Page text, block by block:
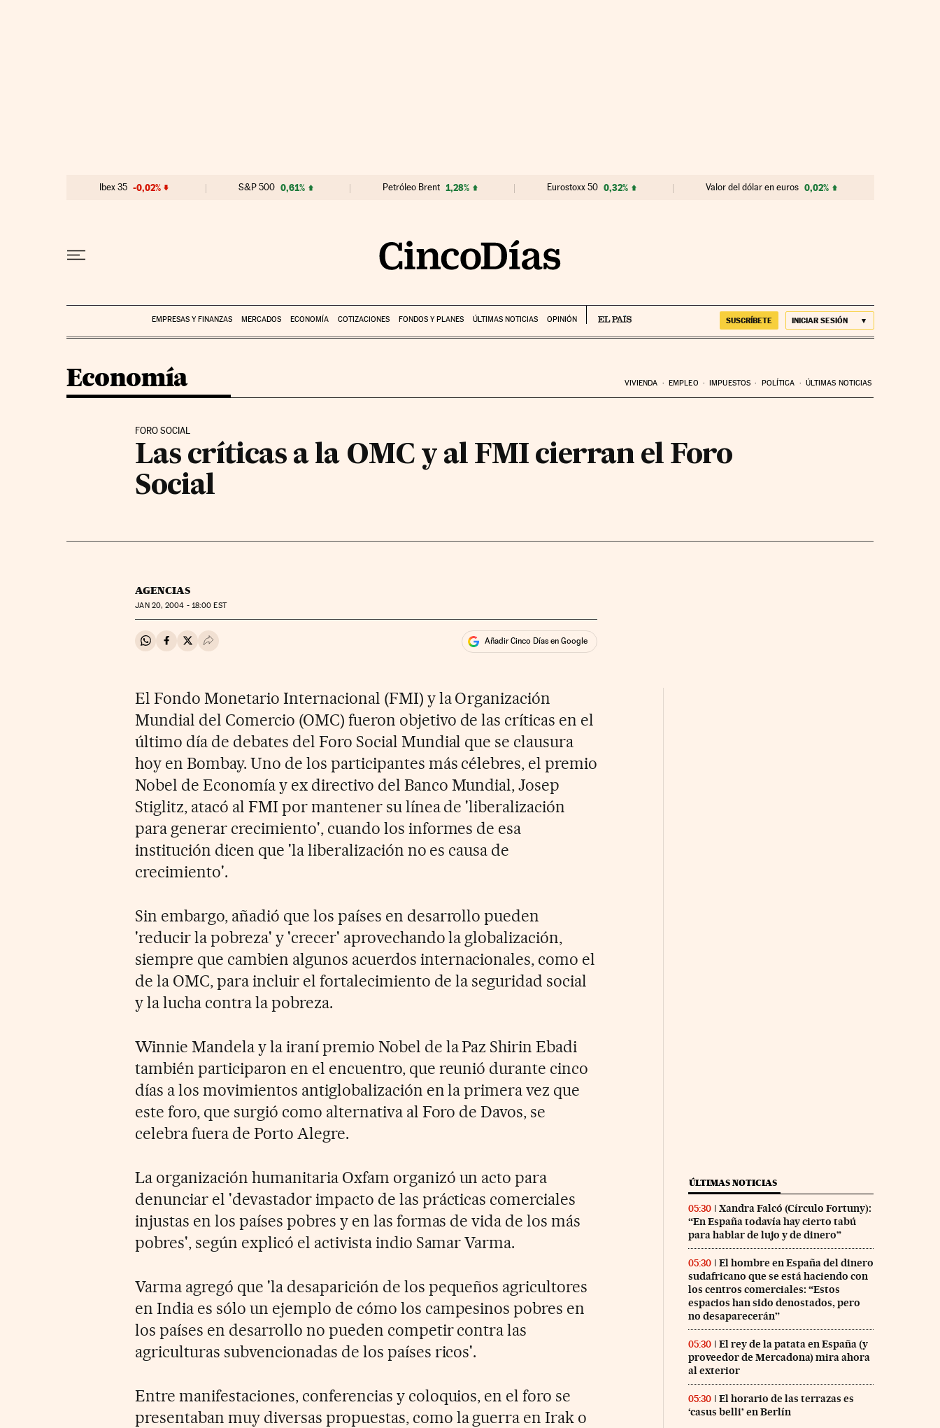
Ibex 35 -0,02% S&P 500 0,61% Petróleo Brent 1,28% Eurostoxx 50 0,32% Valor del dólar en euros 0,02%
EMPRESAS Y FINANZAS MERCADOS ECONOMÍA COTIZACIONES FONDOS Y PLANES ÚLTIMAS NOTICIAS OPINIÓN SUSCRÍBETE INICIAR SESIÓN
Economía VIVIENDA EMPLEO IMPUESTOS POLÍTICA ÚLTIMAS NOTICIAS
FORO SOCIAL
Las críticas a la OMC y al FMI cierran el Foro
Social
AGENCIAS
JAN20, 2004 - 18:00 EST
Compartir en Whatsapp
Compartir en Facebook
Compartir en Twitter
Desplegar Redes Sociales Añadir Cinco Días en Google
El Fondo Monetario Internacional (FMI) y la Organización
Mundial del Comercio (OMC) fueron objetivo de las críticas en el
último día de debates del Foro Social Mundial que se clausura
hoy en Bombay. Uno de los participantes más célebres, el premio
Nobel de Economía y ex directivo del Banco Mundial, Josep
Stiglitz, atacó al FMI por mantener su línea de 'liberalización
para generar crecimiento', cuando los informes de esa
institución dicen que 'la liberalización no es causa de
crecimiento'.
Sin embargo, añadió que los países en desarrollo pueden
'reducir la pobreza' y 'crecer' aprovechando la globalización,
siempre que cambien algunos acuerdos internacionales, como el
de la OMC, para incluir el fortalecimiento de la seguridad social
y la lucha contra la pobreza.
Winnie Mandela y la iraní premio Nobel de la Paz Shirin Ebadi
también participaron en el encuentro, que reunió durante cinco
días a los movimientos antiglobalización en la primera vez que
este foro, que surgió como alternativa al Foro de Davos, se
celebra fuera de Porto Alegre.
La organización humanitaria Oxfam organizó un acto para
denunciar el 'devastador impacto de las prácticas comerciales
injustas en los países pobres y en las formas de vida de los más
pobres', según explicó el activista indio Samar Varma.
Varma agregó que 'la desaparición de los pequeños agricultores
en India es sólo un ejemplo de cómo los campesinos pobres en
los países en desarrollo no pueden competir contra las
agriculturas subvencionadas de los países ricos'.
Entre manifestaciones, conferencias y coloquios, en el foro se
presentaban muy diversas propuestas, como la guerra en Irak o
ÚLTIMAS NOTICIAS
05:30
Xandra Falcó (Círculo Fortuny):
“En España todavía hay cierto tabú
para hablar de lujo y de dinero”
05:30
El hombre en España del dinero
sudafricano que se está haciendo con
los centros comerciales: “Estos
espacios han sido denostados, pero
no desaparecerán”
05:30
El rey de la patata en España (y
proveedor de Mercadona) mira ahora
al exterior
05:30
El horario de las terrazas es
‘casus belli’ en Berlín